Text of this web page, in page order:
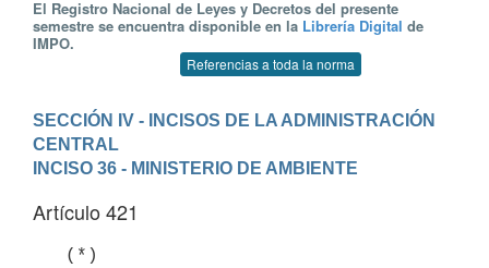
El Registro Nacional de Leyes y Decretos del presente
semestre se encuentra disponible en la Librería Digital de
IMPO.
Referencias a toda la norma
SECCIÓN IV - INCISOS DE LA ADMINISTRACIÓN
CENTRAL
INCISO 36 - MINISTERIO DE AMBIENTE
Artículo 421
   (*)